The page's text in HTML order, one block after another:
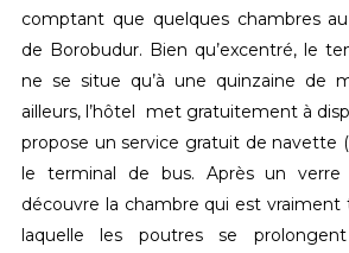
comptant que quelques chambres
de Borobudur. Bien qu’excentré, le
ne se situe qu’à une quinzaine de
ailleurs, l’hôtel met gratuitement à
propose un service gratuit de navette
le terminal de bus. Après un verre
découvre la chambre qui est vraiment
laquelle les poutres se